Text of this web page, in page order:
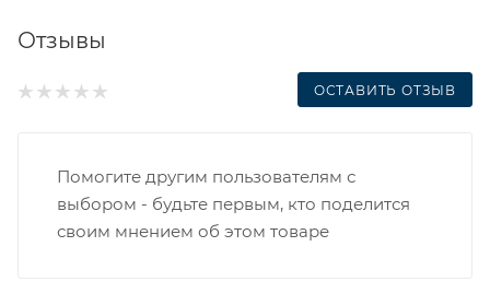
Отзывы
ОСТАВИТЬ ОТЗЫВ
Помогите другим пользователям с
выбором - будьте первым, кто поделится
своим мнением об этом товаре